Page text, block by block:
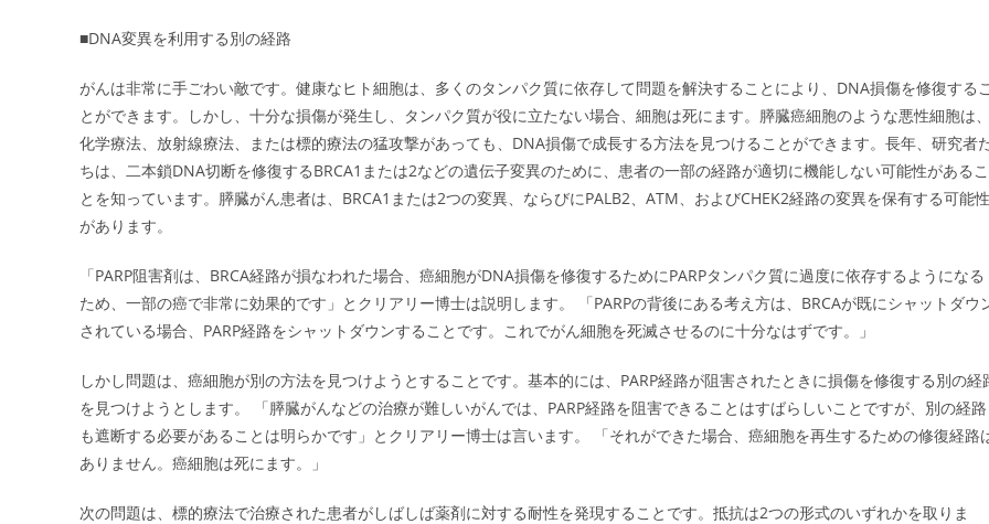
■DNA変異を利用する別の経路
がんは非常に手ごわい敵です。健康なヒト細胞は、多くのタンパク質に依存して問題を解決することにより、DNA損傷を修復するこ
とができます。しかし、十分な損傷が発生し、タンパク質が役に立たない場合、細胞は死にます。膵臓癌細胞のような悪性細胞は、
化学療法、放射線療法、または標的療法の猛攻撃があっても、DNA損傷で成長する方法を見つけることができます。長年、研究者
ちは、二本鎖DNA切断を修復するBRCA1または2などの遺伝子変異のために、患者の一部の経路が適切に機能しない可能性があるこ
とを知っています。膵臓がん患者は、BRCA1または2つの変異、ならびにPALB2、ATM、およびCHEK2経路の変異を保有する可能性
があります。
「PARP阻害剤は、BRCA経路が損なわれた場合、癌細胞がDNA損傷を修復するためにPARPタンパク質に過度に依存するようになる
ため、一部の癌で非常に効果的です」とクリアリー博士は説明します。 「PARPの背後にある考え方は、BRCAが既にシャットダウ
されている場合、PARP経路をシャットダウンすることです。これでがん細胞を死滅させるのに十分なはずです。」
しかし問題は、癌細胞が別の方法を見つけようとすることです。基本的には、PARP経路が阻害されたときに損傷を修復する別の経
を見つけようとします。 「膵臓がんなどの治療が難しいがんでは、PARP経路を阻害できることはすばらしいことですが、別の経路
も遮断する必要があることは明らかです」とクリアリー博士は言います。 「それができた場合、癌細胞を再生するための修復経路
ありません。癌細胞は死にます。」
次の問題は、標的療法で治療された患者がしばしば薬剤に対する耐性を発現することです。抵抗は2つの形式のいずれかを取りま